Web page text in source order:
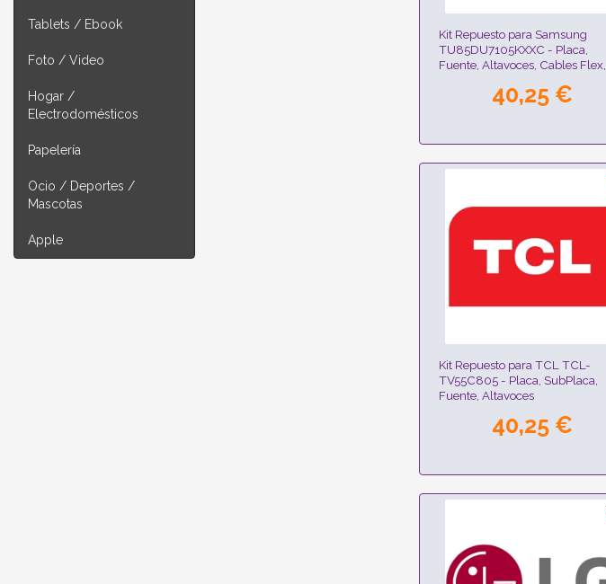
Tablets / Ebook
Foto / Video
Hogar /
Electrodomésticos
Papelería
Ocio / Deportes /
Mascotas
Apple
Kit Repuesto para Samsung
TU85DU7105KXXC - Placa,
Fuente, Altavoces, Cables Flex,
40,25 €
Kit Repuesto para TCL TCL-
TV55C805 - Placa, SubPlaca,
Fuente, Altavoces
40,25 €